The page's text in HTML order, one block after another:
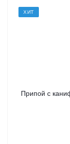
ХИТ
Припой с